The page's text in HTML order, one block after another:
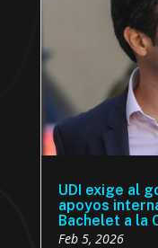
UDI exige al
apoyos
Bachelet a la
Feb 5, 2026